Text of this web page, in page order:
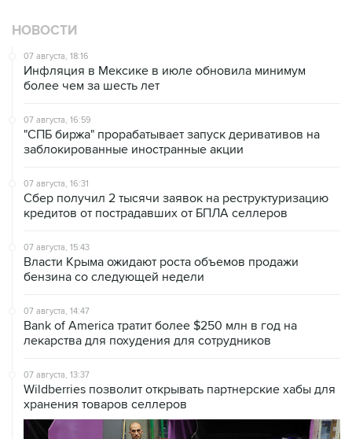
НОВОСТИ
07 августа, 18:16
Инфляция в Мексике в июле обновила минимум
более чем за шесть лет
07 августа, 16:59
"СПБ биржа" прорабатывает запуск деривативов на
заблокированные иностранные акции
07 августа, 16:31
Сбер получил 2 тысячи заявок на реструктуризацию
кредитов от пострадавших от БПЛА селлеров
07 августа, 15:43
Власти Крыма ожидают роста объемов продажи
бензина со следующей недели
07 августа, 14:47
Bank of America тратит более $250 млн в год на
лекарства для похудения для сотрудников
07 августа, 13:37
Wildberries позволит открывать партнерские хабы для
хранения товаров селлеров